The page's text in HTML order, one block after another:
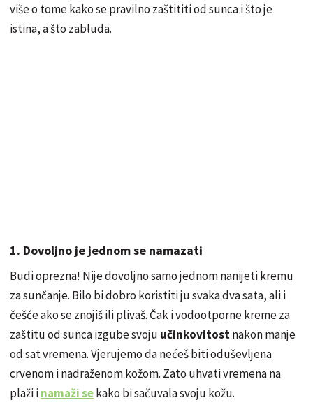
više o tome kako se pravilno zaštititi od sunca i što je
istina, a što zabluda.
1. Dovoljno je jednom se namazati
Budi oprezna! Nije dovoljno samo jednom nanijeti kremu
za sunčanje. Bilo bi dobro koristiti ju svaka dva sata, ali i
češće ako se znojiš ili plivaš. Čak i vodootporne kreme za
zaštitu od sunca izgube svoju učinkovitostnakon manje
od sat vremena. Vjerujemo da nećeš biti oduševljena
crvenom i nadraženom kožom. Zato uhvati vremena na
plaži inamaži sekako bi sačuvala svoju kožu.